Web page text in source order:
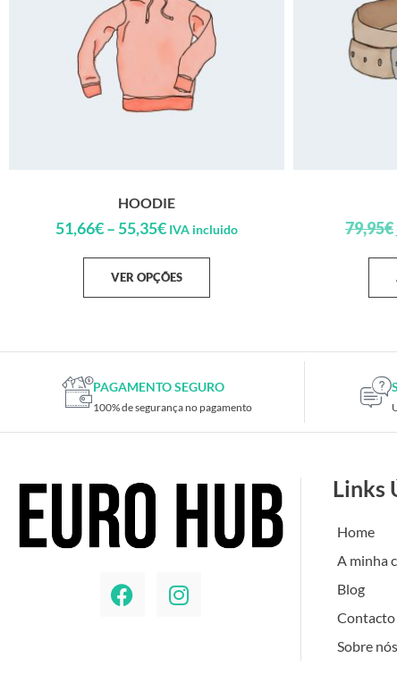
HOODIE
51,66€– 55,35€ IVA incluido
VER OPÇÕES
79,95€
PAGAMENTO SEGURO
100% de segurança no pagamento
Links
Home
A minha
Blog
Contacto
Sobre nós